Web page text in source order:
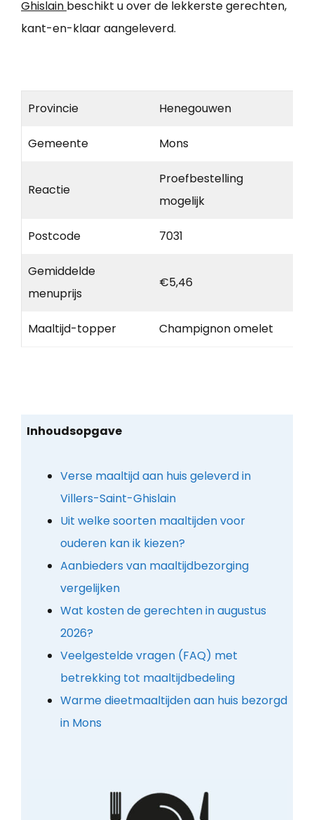
Ghislain beschikt u over de lekkerste gerechten,
kant-en-klaar aangeleverd.
Provincie Henegouwen
Gemeente Mons
Reactie
Proefbestelling
mogelijk
Postcode 7031
Gemiddelde
menuprijs
€5,46
Maaltijd-topper Champignon omelet
Inhoudsopgave
Verse maaltijd aan huis geleverd in
Villers-Saint-Ghislain
Uit welke soorten maaltijden voor
ouderen kan ik kiezen?
Aanbieders van maaltijdbezorging
vergelijken
Wat kosten de gerechten in augustus
2026?
Veelgestelde vragen (FAQ) met
betrekking tot maaltijdbedeling
Warme dieetmaaltijden aan huis bezorgd
in Mons